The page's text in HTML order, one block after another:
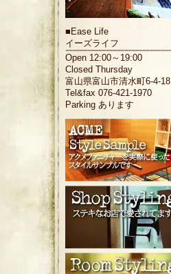
■ Ease Life
イーズライフ
Open 12:00～19:00
Closed Thursday
富山県富山市清水町6-4-18
Tel&fax 076-421-1970
Parking あります